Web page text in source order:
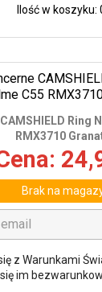
Ilość w koszyku:
Ring
RMX3710
Brak na
z Warunkami
im